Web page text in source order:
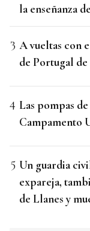
la enseñanza
A vueltas con
de Portugal
Las pompas
Campamento
Un guardia
expareja,
de Llanes y